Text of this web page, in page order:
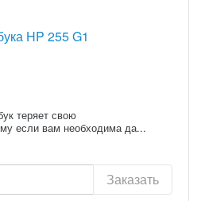
HP 255 G1
теряет свою
если вам необходима да...
Заказать